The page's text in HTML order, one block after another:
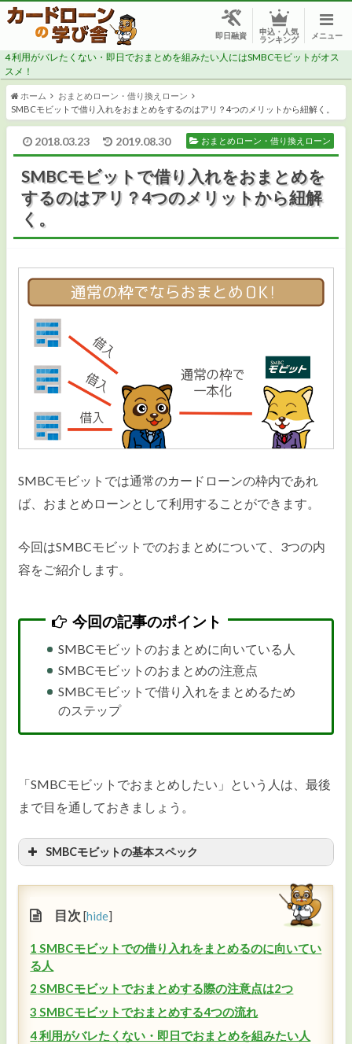
即日融資
申込・人気
ランキング
メニュー
CMでよく見る消費者金融で借りたい
安心感のある銀行で借りたい
今すぐ・今日中にお金が必要
低金利でお得に借りたい
総量規制対象外で年収の1/3以上借りたい
毎月の返済額が安い
スマホ1つで申し込みたい
収入証明書を出したくない
複数の借入を1つにまとめたい
事業資金を借りたい
カードローンの審査
カードローンの金利
おまとめローン
カードローンのコラム・ニュース
4利用がバレたくない・即日でおまとめを組みたい人にはSMBCモビットがオス
スメ！
ホーム
おまとめローン・借り換えローン
SMBCモビットで借り入れをおまとめをするのはアリ？4つのメリットから紐解く。
2018.03.23 2019.08.30 おまとめローン・借り換えローン
SMBCモビットで借り入れをおまとめを
するのはアリ？4つのメリットから紐解
く。
SMBCモビットでは通常のカードローンの枠内であれ
ば、おまとめローンとして利用することができます。
今回はSMBCモビットでのおまとめについて、3つの内
容をご紹介します。
今回の記事のポイント
SMBCモビットのおまとめに向いている人
SMBCモビットのおまとめの注意点
SMBCモビットで借り入れをまとめるため
のステップ
「SMBCモビットでおまとめしたい」という人は、最後
まで目を通しておきましょう。
SMBCモビットの基本スペック
目次[hide]
1 SMBCモビットでの借り入れをまとめるのに向いてい
る人
2 SMBCモビットでおまとめする際の注意点は2つ
3 SMBCモビットでおまとめする4つの流れ
4利用がバレたくない・即日でおまとめを組みたい人